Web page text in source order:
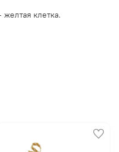
желтая клетка.